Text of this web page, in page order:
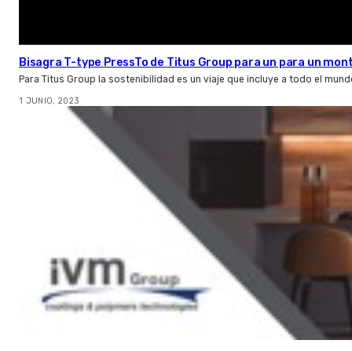
Bisagra T-type PressTo de Titus Group para un para un
Para Titus Group la sostenibilidad es un viaje que incluye a todo el
1 JUNIO, 2023